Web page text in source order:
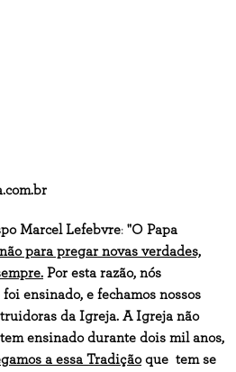
Marcel Lefebvre: "O Papa
não para pregar novas verdades,
Por esta razão, nós
ensinado, e fechamos nossos
da Igreja. A Igreja não
ensinado durante dois mil anos,
a essa Tradiçãoque tem se